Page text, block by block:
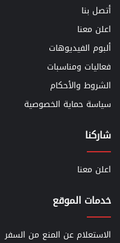
أتصل بنا
اعلن معنا
ألبوم الفيديوهات
فعاليات ومناسبات
الشروط والأحكام
سياسة حماية الخصوصية
شاركنا
اعلن معنا
خدمات الموقع
الاستعلام عن المنع من السفر